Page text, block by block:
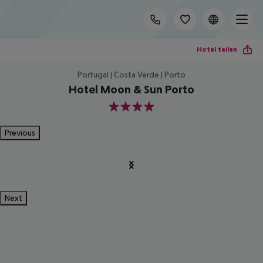
Hotel teilen
Portugal | Costa Verde | Porto
Hotel Moon & Sun Porto
4
Previous
Next